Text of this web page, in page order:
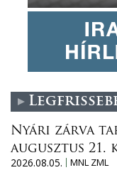
Nyári zárva
augusztus
2026.08.05.
MNL ZML